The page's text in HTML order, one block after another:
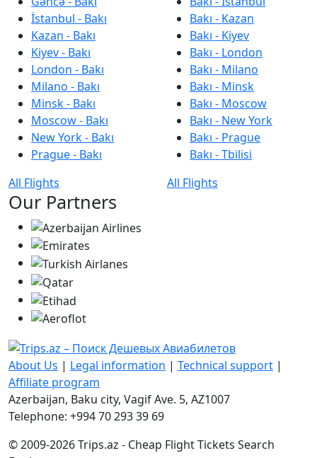
İstanbul - Bakı
Kazan - Bakı
Kiyev - Bakı
London - Bakı
Milano - Bakı
Minsk - Bakı
Moscow - Bakı
New York - Bakı
Prague - Bakı
All Flights
Bakı - Kazan
Bakı - Kiyev
Bakı - London
Bakı - Milano
Bakı - Minsk
Bakı - Moscow
Bakı - New York
Bakı - Prague
Bakı - Tbilisi
All Flights
Our Partners
About Us | Legal information | Technical support |
Affiliate program
Azerbaijan, Baku city, Vagif Ave. 5, AZ1007
Telephone: +994 70 293 39 69
© 2009-2026 Trips.az - Cheap Flight Tickets Search